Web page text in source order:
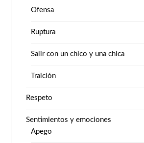
Ofensa
Ruptura
Salir con un chico y una chica
Traición
Respeto
Sentimientos y emociones
Apego